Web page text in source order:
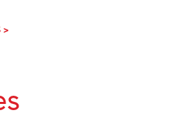
>PAGE